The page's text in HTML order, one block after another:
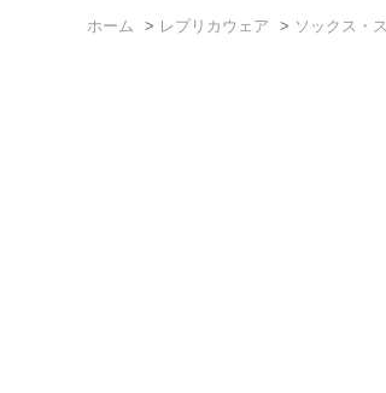
ホーム > レプリカウェア > ソックス・